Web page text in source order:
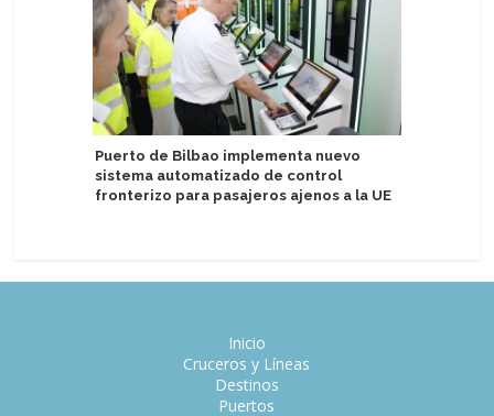
Puerto de Bilbao implementa nuevo
sistema automatizado de control
fronterizo para pasajeros ajenos a la UE
Inicio
Cruceros y Líneas
Destinos
Puertos